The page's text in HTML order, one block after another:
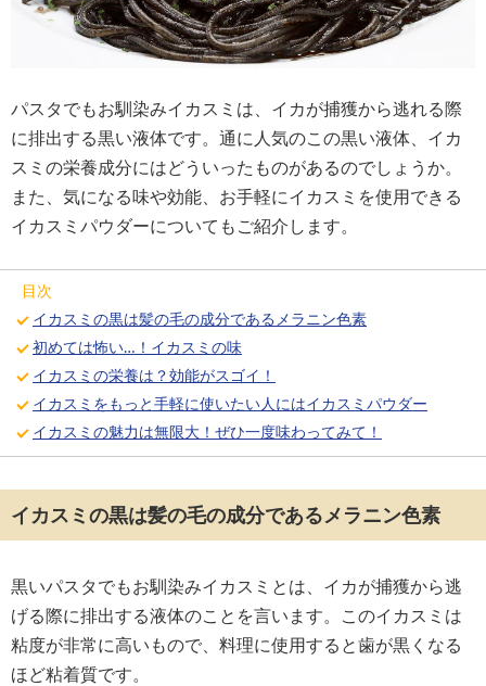
パスタでもお馴染みイカスミは、イカが捕獲から逃れる際
に排出する黒い液体です。通に人気のこの黒い液体、イカ
スミの栄養成分にはどういったものがあるのでしょうか。
また、気になる味や効能、お手軽にイカスミを使用できる
イカスミパウダーについてもご紹介します。
目次
イカスミの黒は髪の毛の成分であるメラニン色素
初めては怖い…！イカスミの味
イカスミの栄養は？効能がスゴイ！
イカスミをもっと手軽に使いたい人にはイカスミパウダー
イカスミの魅力は無限大！ぜひ一度味わってみて！
イカスミの黒は髪の毛の成分であるメラニン色素
黒いパスタでもお馴染みイカスミとは、イカが捕獲から逃
げる際に排出する液体のことを言います。このイカスミは
粘度が非常に高いもので、料理に使用すると歯が黒くなる
ほど粘着質です。